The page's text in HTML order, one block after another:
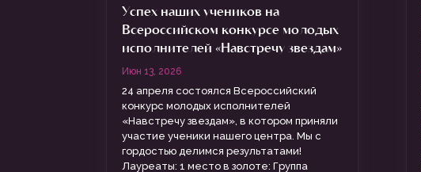
Успех наших учеников на
Всероссийском конкурсе молодых
исполнителей «Навстречу звездам»
Июн 13, 2026
24 апреля состоялся Всероссийский
конкурс молодых исполнителей
«Навстречу звездам», в котором приняли
участие ученики нашего центра. Мы с
гордостью делимся результатами!
Лауреаты: 1 место в золоте: Группа